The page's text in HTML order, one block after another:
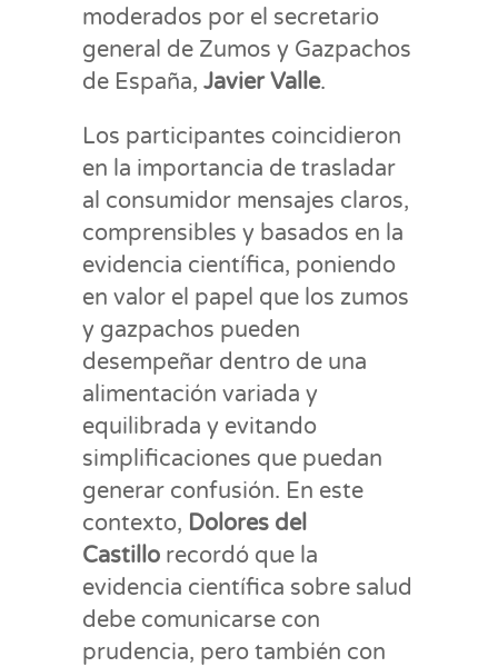
moderados por el secretario
general de Zumos y Gazpachos
de España, Javier Valle.
Los participantes coincidieron
en la importancia de trasladar
al consumidor mensajes claros,
comprensibles y basados en la
evidencia científica, poniendo
en valor el papel que los zumos
y gazpachos pueden
desempeñar dentro de una
alimentación variada y
equilibrada y evitando
simplificaciones que puedan
generar confusión. En este
contexto, Dolores del
Castillo recordó que la
evidencia científica sobre salud
debe comunicarse con
prudencia, pero también con